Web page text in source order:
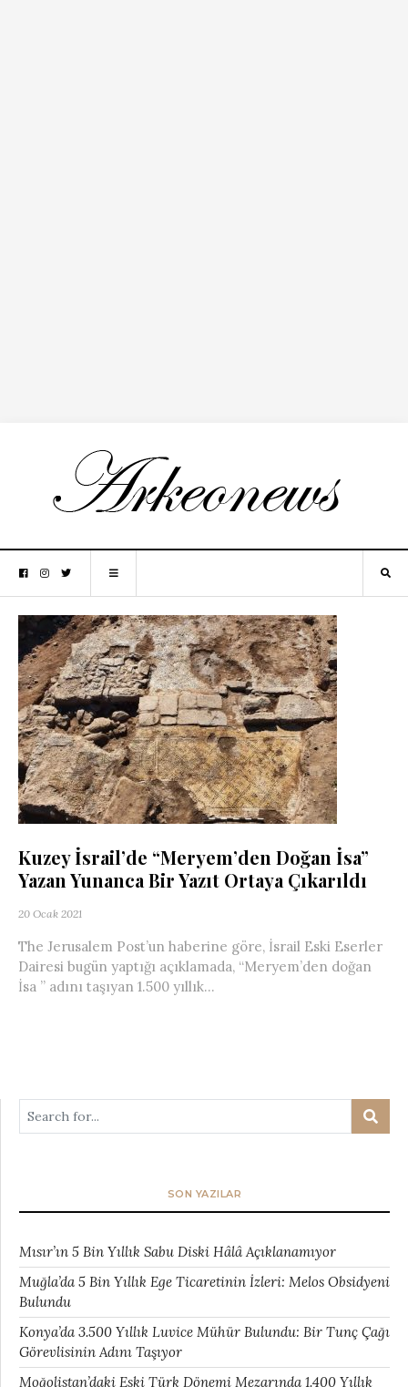
Kuzey İsrail’de “Meryem’den Doğan İsa”
Yazan Yunanca Bir Yazıt Ortaya Çıkarıldı
20 Ocak 2021
The Jerusalem Post’un haberine göre, İsrail Eski Eserler
Dairesi bugün yaptığı açıklamada, “Meryem’den doğan
İsa ” adını taşıyan 1.500 yıllık...
SON YAZILAR
Mısır’ın 5 Bin Yıllık Sabu Diski Hâlâ Açıklanamıyor
Muğla’da 5 Bin Yıllık Ege Ticaretinin İzleri: Melos Obsidyeni
Bulundu
Konya’da 3.500 Yıllık Luvice Mühür Bulundu: Bir Tunç Çağı
Görevlisinin Adını Taşıyor
Moğolistan’daki Eski Türk Dönemi Mezarında 1.400 Yıllık